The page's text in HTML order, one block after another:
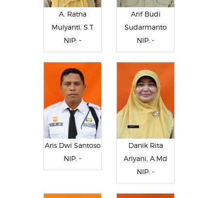
A. Ratna
Mulyanti, S.T
NIP: -
Arif Budi
Sudarmanto
NIP: -
Aris Dwi Santoso
NIP: -
Danik Rita
Ariyani, A.Md
NIP: -